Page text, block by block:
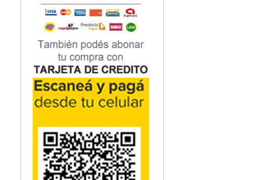
Neurología
Nutrición
Odontología
Oftalmología
Oncología / Cuidados Paliativos
Ortopedía / Traumatología
Osteopatía
Otorrinolaringología
Podología
Psicología
Psiquiatría
Química